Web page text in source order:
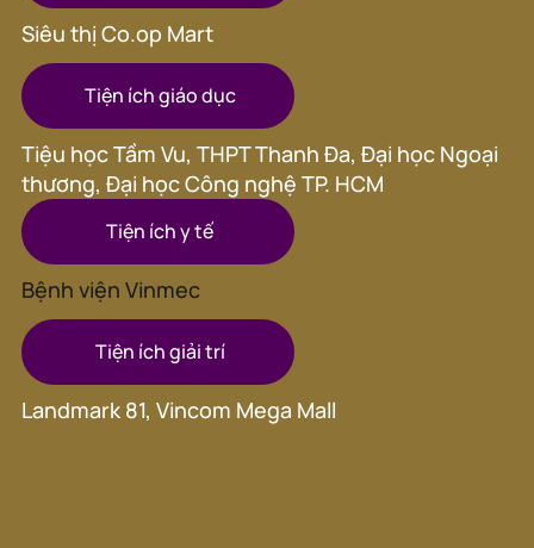
Siêu thị Co.op Mart
Tiện ích giáo dục
Tiệu học Tầm Vu, THPT Thanh Đa, Đại học Ngoại
thương, Đại học Công nghệ TP. HCM
Tiện ích y tế
Bệnh viện Vinmec
Tiện ích giải trí
Landmark 81, Vincom Mega Mall